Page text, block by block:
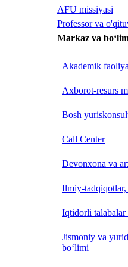
AFU missiyasi
Professor va
Markaz va
Akademik
Axborot-resurs
Bosh
Call Center
Devonxona va
Ilmiy-
Iqtidorli talabalar
Jismoniy va
bo‘limi